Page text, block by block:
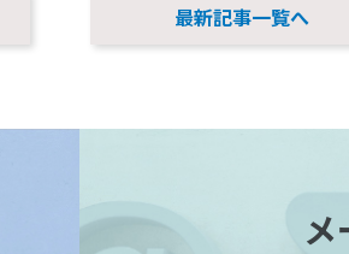
最新記事一覧へ